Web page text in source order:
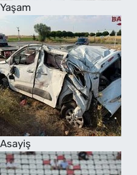
Yaşam
Asayiş